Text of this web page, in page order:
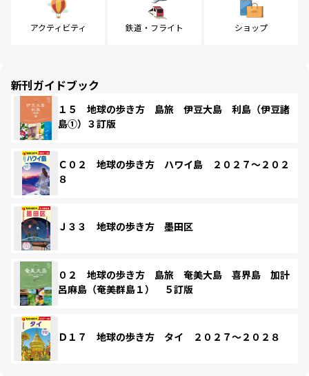
アクティビティ 鉄道・フライト ショップ
新刊ガイドブック
１５ 地球の歩き方 島旅 伊豆大島 利島（伊豆諸
島①）３訂版
Ｃ０２ 地球の歩き方 ハワイ島 ２０２７～２０２
８
Ｊ３３ 地球の歩き方 墨田区
０２ 地球の歩き方 島旅 奄美大島 喜界島 加計
呂麻島（奄美群島１） ５訂版
Ｄ１７ 地球の歩き方 タイ ２０２７～２０２８